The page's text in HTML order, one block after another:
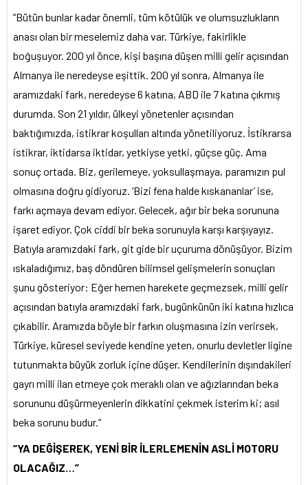
“Bütün bunlar kadar önemli, tüm kötülük ve olumsuzlukların
anası olan bir meselemiz daha var. Türkiye, fakirlikle
boğuşuyor. 200 yıl önce, kişi başına düşen milli gelir açısından
Almanya ile neredeyse eşittik. 200 yıl sonra, Almanya ile
aramızdaki fark, neredeyse 6 katına, ABD ile 7 katına çıkmış
durumda. Son 21 yıldır, ülkeyi yönetenler açısından
baktığımızda, istikrar koşulları altında yönetiliyoruz. İstikrarsa
istikrar, iktidarsa iktidar, yetkiyse yetki, güçse güç. Ama
sonuç ortada. Biz, gerilemeye, yoksullaşmaya, paramızın pul
olmasına doğru gidiyoruz. ‘Bizi fena halde kıskananlar’ ise,
farkı açmaya devam ediyor. Gelecek, ağır bir beka sorununa
işaret ediyor. Çok ciddi bir beka sorunuyla karşı karşıyayız.
Batıyla aramızdaki fark, git gide bir uçuruma dönüşüyor. Bizim
ıskaladığımız, baş döndüren bilimsel gelişmelerin sonuçları
şunu gösteriyor: Eğer hemen harekete geçmezsek, milli gelir
açısından batıyla aramızdaki fark, bugünkünün iki katına hızlıca
çıkabilir. Aramızda böyle bir farkın oluşmasına izin verirsek,
Türkiye, küresel seviyede kendine yeten, onurlu devletler ligine
tutunmakta büyük zorluk içine düşer. Kendilerinin dışındakileri
gayrı milli ilan etmeye çok meraklı olan ve ağızlarından beka
sorununu düşürmeyenlerin dikkatini çekmek isterim ki; asıl
beka sorunu budur.”
“YA DEĞİŞEREK, YENİ BİR İLERLEMENİN ASLİ MOTORU
OLACAĞIZ…”